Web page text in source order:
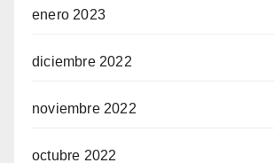
enero 2023
diciembre 2022
noviembre 2022
octubre 2022